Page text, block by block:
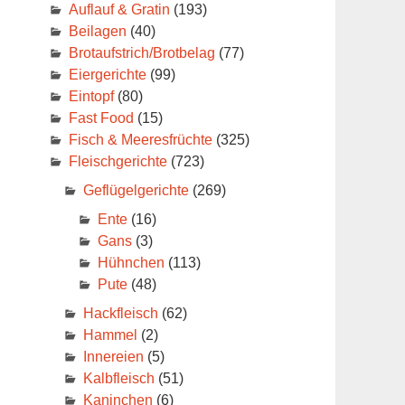
Auflauf & Gratin (193)
Beilagen (40)
Brotaufstrich/Brotbelag (77)
Eiergerichte(99)
Eintopf(80)
Fast Food (15)
Fisch & Meeresfrüchte(325)
Fleischgerichte(723)
Geflügelgerichte(269)
Ente(16)
Gans(3)
Hühnchen (113)
Pute(48)
Hackfleisch (62)
Hammel (2)
Innereien (5)
Kalbfleisch (51)
Kaninchen (6)